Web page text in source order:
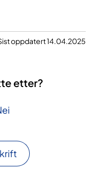
oppdatert 14.04.2025
etter?